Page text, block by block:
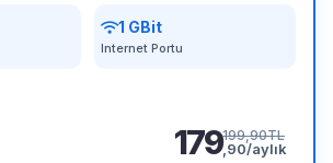
1 GBit
Internet Portu
179199,90TL
,90/aylık